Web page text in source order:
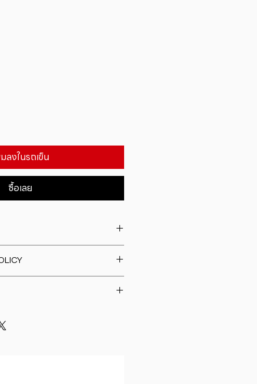
ลงในรถเข็น
ซื้อเลย
such as sizing,
instructions. This is also a
makes this product
what to do in case they
or exchange policy is a great
reassure your customers that
shipping methods,